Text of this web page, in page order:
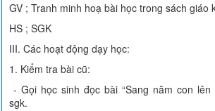
GV ; Tranh minh hoạ bài học trong sách giáo
HS ; SGK
III. Các hoạt động dạy học:
1. Kiểm tra bài cũ:
- Gọi học sinh đọc bài “Sang năm con lên
sgk.